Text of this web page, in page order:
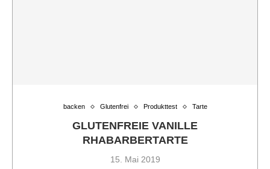
backen Glutenfrei Produkttest Tarte
GLUTENFREIE VANILLE
RHABARBERTARTE
15. Mai 2019